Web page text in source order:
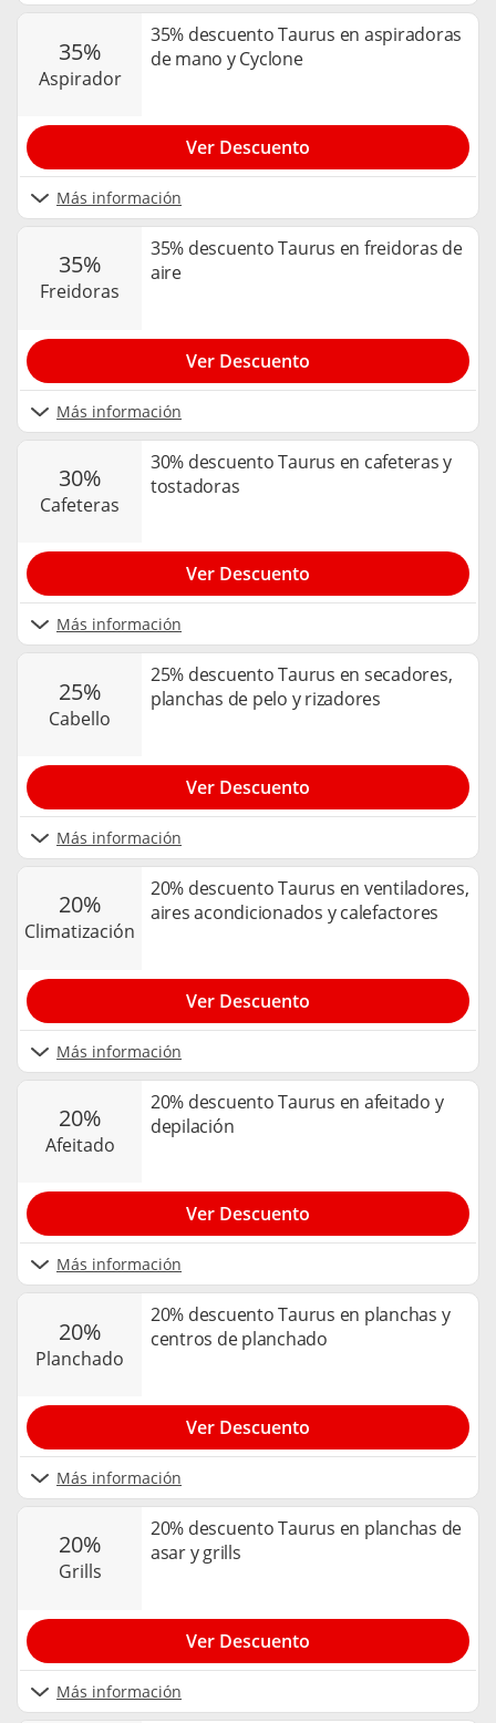
35%
aspirador
35% descuento Taurus en aspiradoras
de mano y Cyclone
Más información
Ver Descuento
35%
freidoras
35% descuento Taurus en freidoras de
aire
Más información
Ver Descuento
30%
cafeteras
30% descuento Taurus en cafeteras y
tostadoras
Más información
Ver Descuento
25%
cabello
25% descuento Taurus en secadores,
planchas de pelo y rizadores
Más información
Ver Descuento
20%
climatización
20% descuento Taurus en ventiladores,
aires acondicionados y calefactores
Más información
Ver Descuento
20%
afeitado
20% descuento Taurus en afeitado y
depilación
Más información
Ver Descuento
20%
planchado
20% descuento Taurus en planchas y
centros de planchado
Más información
Ver Descuento
20%
grills
20% descuento Taurus en planchas de
asar y grills
Más información
Ver Descuento